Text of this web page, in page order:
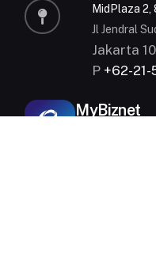
MidPlaza
Jl Jendral
Jakarta
P +62-
MyBiznet